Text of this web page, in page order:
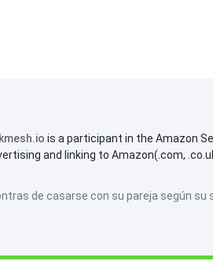
kmesh.io is a participant in the Amazon
and linking to Amazon(.com,
de casarse con su pareja según su